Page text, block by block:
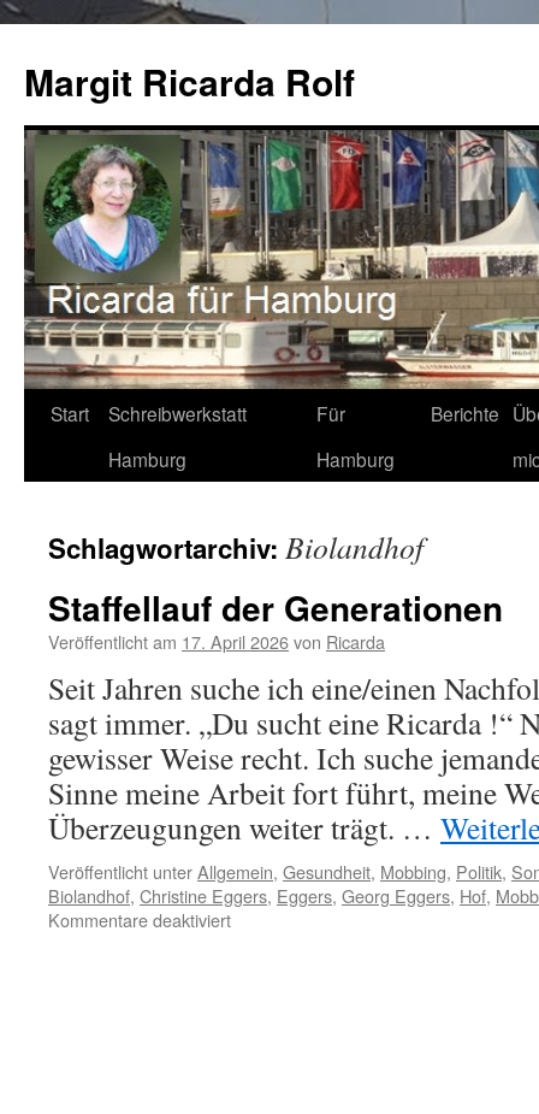
springen
Margit Ricarda Rolf
Start
Schreibwerkstatt
Hamburg
Für
Hamburg
Berichte
Schlagwortarchiv: Biolandhof
Staffellauf der Generationen
Veröffentlicht am 17. April 2026von Ricarda
Seit Jahren suche ich eine/einen
sagt immer. „Du sucht eine Ricarda !“
gewisser Weise recht. Ich suche
Sinne meine Arbeit fort führt, meine
Überzeugungen weiter trägt. …
Veröffentlicht unterAllgemein, Gesundheit, Mobbing, Politik,
Biolandhof, Christine Eggers, Eggers, Georg Eggers, Hof,
Kommentare deaktiviertfür